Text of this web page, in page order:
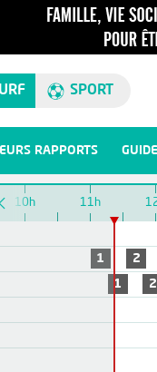
SPORT
RAPPORTS
10h 11h
1
2
1
2